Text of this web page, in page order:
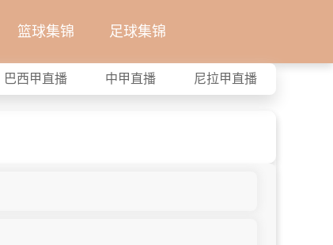
篮球集锦 足球集锦
巴西甲直播 中甲直播 尼拉甲直播